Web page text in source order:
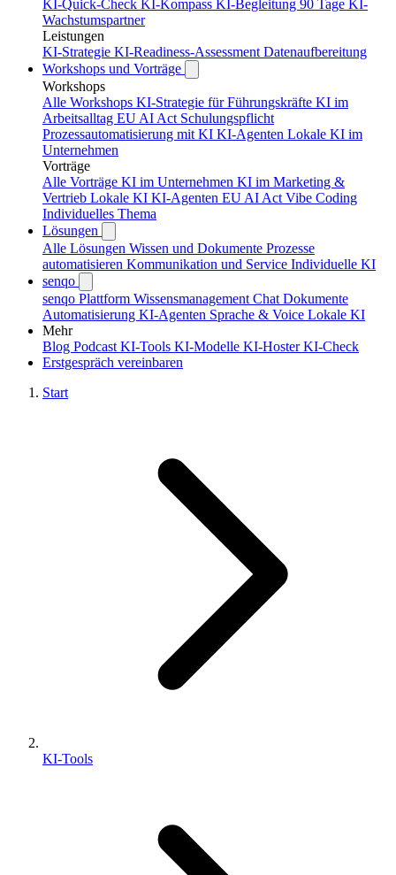
KI-Quick-Check KI-Kompass KI-Begleitung 90 Tage KI-
Wachstumspartner
Leistungen
KI-Strategie KI-Readiness-Assessment Datenaufbereitung
Workshops und Vorträge
Workshops
Alle Workshops KI-Strategie für Führungskräfte KI im
Arbeitsalltag EU AI Act Schulungspflicht
Prozessautomatisierung mit KI KI-Agenten Lokale KI im
Unternehmen
Vorträge
Alle Vorträge KI im Unternehmen KI im Marketing &
Vertrieb Lokale KI KI-Agenten EU AI Act Vibe Coding
Individuelles Thema
Lösungen
Alle Lösungen Wissen und Dokumente Prozesse
automatisieren Kommunikation und Service Individuelle KI
senqo
senqo Plattform Wissensmanagement Chat Dokumente
Automatisierung KI-Agenten Sprache & Voice Lokale KI
Mehr
Blog Podcast KI-Tools KI-Modelle KI-HosterKI-Check
Erstgespräch vereinbaren
Start
KI-Tools